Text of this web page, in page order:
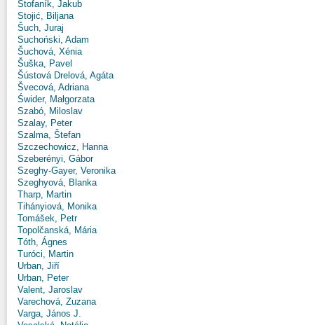
Štofaník, Jakub
Stojić, Biljana
Šuch, Juraj
Suchoński, Adam
Šuchová, Xénia
Šuška, Pavel
Šústová Drelová, Agáta
Švecová, Adriana
Świder, Małgorzata
Szabó, Miloslav
Szalay, Peter
Szalma, Štefan
Szczechowicz, Hanna
Szeberényi, Gábor
Szeghy-Gayer, Veronika
Szeghyová, Blanka
Tharp, Martin
Tihányiová, Monika
Tomášek, Petr
Topolčanská, Mária
Tóth, Ágnes
Turóci, Martin
Urban, Jiří
Urban, Peter
Valent, Jaroslav
Varechová, Zuzana
Varga, János J.